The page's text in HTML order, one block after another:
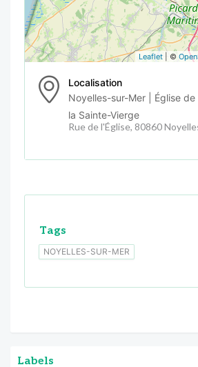
Leaflet | ©
Localisation
Noyelles-sur-Mer | Église
la Sainte-Vierge
Rue de l'Église, 80860
Tags
NOYELLES-SUR-MER
Labels